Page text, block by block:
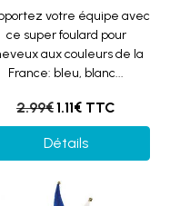
votre équipe avec
ce super foulard pour
aux couleurs de la
France: bleu, blanc...
2.99€1.11€ TTC
Détails